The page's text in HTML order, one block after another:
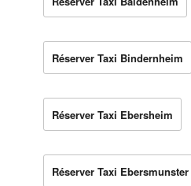
Réserver Taxi Bindernheim
Réserver Taxi Ebersheim
Réserver Taxi Ebersmunster